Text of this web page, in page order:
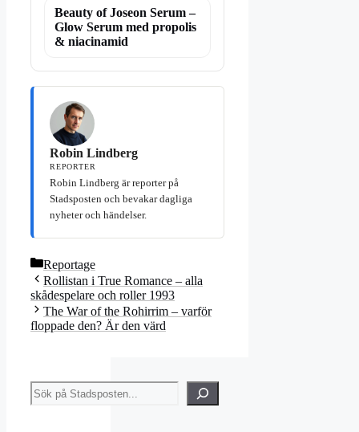
Beauty of Joseon Serum –
Glow Serum med propolis
& niacinamid
Robin Lindberg
REPORTER
Robin Lindberg är reporter på
Stadsposten och bevakar dagliga
nyheter och händelser.
Kategorier
Reportage
Rollistan i True Romance – alla
skådespelare och roller 1993
The War of the Rohirrim – varför
floppade den? Är den värd
Sök